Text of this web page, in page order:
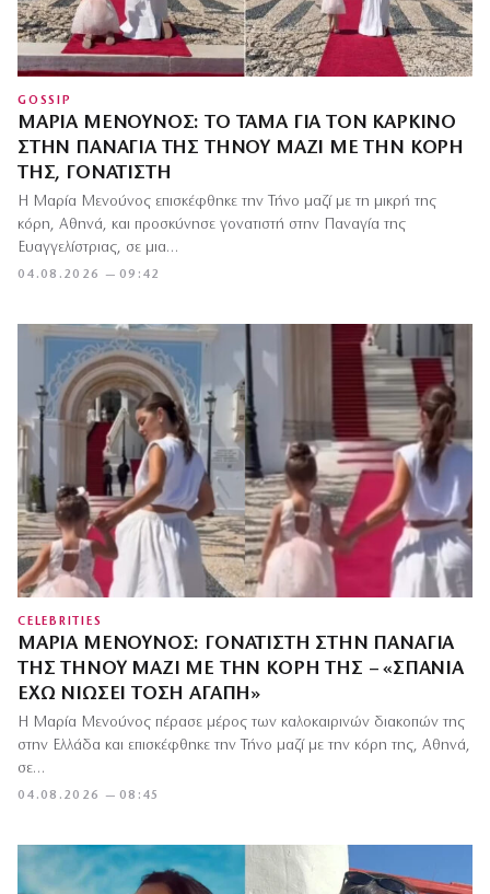
GOSSIP
ΜΑΡΊΑ ΜΕΝΟΎΝΟΣ: ΤΟ ΤΆΜΑ ΓΙΑ ΤΟΝ ΚΑΡΚΊΝΟ
ΣΤΗΝ ΠΑΝΑΓΙΆ ΤΗΣ ΤΉΝΟΥ ΜΑΖΊ ΜΕ ΤΗΝ ΚΌΡΗ
ΤΗΣ, ΓΟΝΑΤΙΣΤΉ
04.08.2026 — 09:42
Η Μαρία Μενούνος επισκέφθηκε την Τήνο μαζί με τη μικρή της
κόρη, Αθηνά, και προσκύνησε γονατιστή στην Παναγία της
Ευαγγελίστριας, σε μια…
CELEBRITIES
ΜΑΡΊΑ ΜΕΝΟΎΝΟΣ: ΓΟΝΑΤΙΣΤΉ ΣΤΗΝ ΠΑΝΑΓΙΆ
ΤΗΣ ΤΉΝΟΥ ΜΑΖΊ ΜΕ ΤΗΝ ΚΌΡΗ ΤΗΣ – «ΣΠΆΝΙΑ
ΈΧΩ ΝΙΏΣΕΙ ΤΌΣΗ ΑΓΆΠΗ»
04.08.2026 — 08:45
Η Μαρία Μενούνος πέρασε μέρος των καλοκαιρινών διακοπών της
στην Ελλάδα και επισκέφθηκε την Τήνο μαζί με την κόρη της, Αθηνά,
σε…